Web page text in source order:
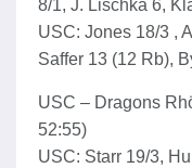
8/1, J. Lischka 6,
USC: Jones 18/3 ,
Saffer 13 (12 Rb),
USC – Dragons
52:55)
USC: Starr 19/3,